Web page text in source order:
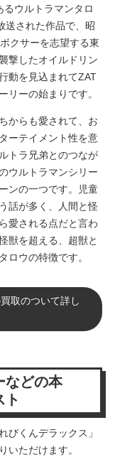
るウルトラマンタロ
送された作品で、昭
クサーを志望する東
撃したオイルドリン
動を見込まれてZAT
リーの始まりです。
からも愛されて、お
ーテイメント性を意
トラ兄弟とのつなが
ウルトラマンシリー
ンの一つです。児童
話が多く、人間と怪
愛される点だと言わ
獣を超える、超獣と
ロウの特徴です。
取のついて詳し
などの本
ト
くんデラックス」
いただけます。